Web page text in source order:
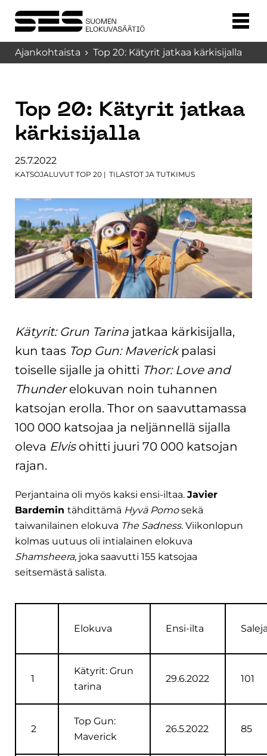
Ajankohtaista Top 20: Kätyrit jatkaa kärkisijalla
Top 20: Kätyrit jatkaa
kärkisijalla
25.7.2022
KATSOJALUVUT TOP 20 | TILASTOT JA TUTKIMUS
Kätyrit: Grun Tarina jatkaa kärkisijalla,
kun taas Top Gun: Maverickpalasi
toiselle sijalle ja ohitti Thor: Love and
Thunderelokuvan noin tuhannen
katsojan erolla. Thor on saavuttamassa
100 000 katsojaa ja neljännellä sijalla
oleva Elvis ohitti juuri 70 000 katsojan
rajan.
Perjantaina oli myös kaksi ensi-iltaa. Javier
Bardemin tähdittämä Hyvä Pomosekä
taiwanilainen elokuva The Sadness. Viikonlopun
kolmas uutuus oli intialainen elokuva
Shamsheera, joka saavutti 155 katsojaa
seitsemästä salista.
Elokuva Ensi-ilta
1
Kätyrit: Grun
tarina
29.6.2022 101
2
Top Gun:
Maverick
26.5.2022 85